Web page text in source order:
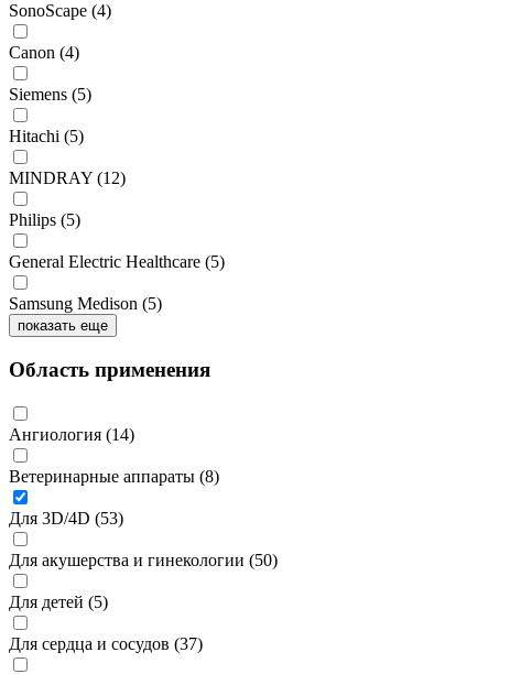
SonoScape (4)
Canon (4)
Siemens (5)
Hitachi (5)
MINDRAY (12)
Philips (5)
General Electric Healthcare (5)
Samsung Medison (5)
показать еще
Область применения
Ангиология (14)
Ветеринарные аппараты (8)
Для 3D/4D (53)
Для акушерства и гинекологии (50)
Для детей (5)
Для сердца и сосудов (37)